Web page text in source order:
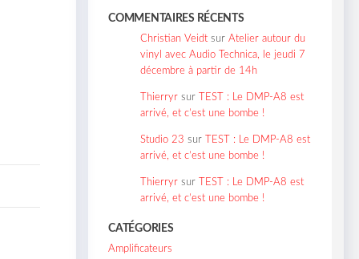
COMMENTAIRES RÉCENTS
Christian Veidt surAtelier autour du
vinyl avec Audio Technica, le jeudi 7
décembre à partir de 14h
Thierryr sur
TEST : Le DMP-A8 est
arrivé, et c’est une bombe !
Studio 23 sur
TEST : Le DMP-A8 est
arrivé, et c’est une bombe !
Thierryr sur
TEST : Le DMP-A8 est
arrivé, et c’est une bombe !
CATÉGORIES
Amplificateurs